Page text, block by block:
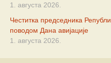
1. августа 2026.
Честитка председника
поводом Дана авијације
1. августа 2026.